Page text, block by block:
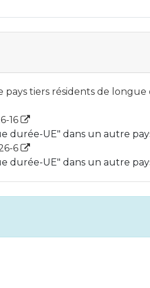
pays tiers résidents de
16
durée-UE" dans un autre
6
durée-UE" dans un autre